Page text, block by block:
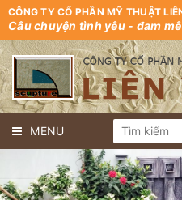
CÔNG TY CỔ PHẦN MỸ THUẬT
Câu chuyện tình yêu - đam
MENU